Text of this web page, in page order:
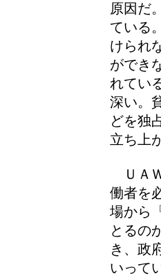
原因だ
ている
けられ
ができ
れてい
深い。
どを独
立ち上
ＵＡ
働者を
場から
とるの
き、政
いって